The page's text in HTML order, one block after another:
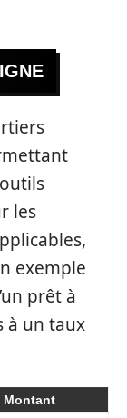
les
exemple
prêt à
à un taux
Montant